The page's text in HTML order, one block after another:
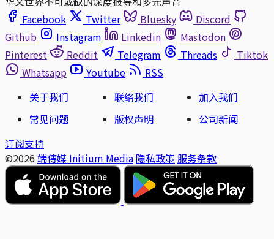
Facebook
Twitter Bluesky
Discord
Github
Instagram Linkedin
Mastodon
Pinterest
Reddit Telegram Threads
Tiktok
Whatsapp
Youtube
RSS
关于我们
联络我们
加入我们
常见问题
版权声明
公司新闻
订阅支持
©2026 端傳媒 Initium Media 隐私政策 服务条款